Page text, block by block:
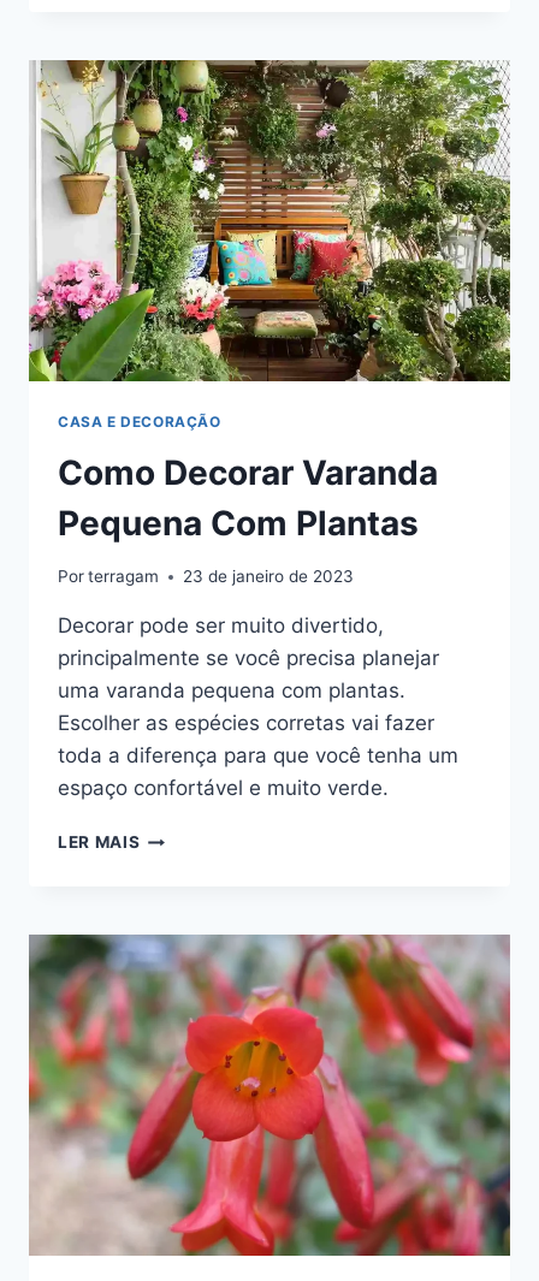
DAMA-
DA-
NOITE
CASA E DECORAÇÃO
Como Decorar Varanda
Pequena Com Plantas
Porterragam 23 de janeiro de 2023
Decorar pode ser muito divertido,
principalmente se você precisa planejar
uma varanda pequena com plantas.
Escolher as espécies corretas vai fazer
toda a diferença para que você tenha um
espaço confortável e muito verde.
LER MAIS COMO
COM
PLANTAS